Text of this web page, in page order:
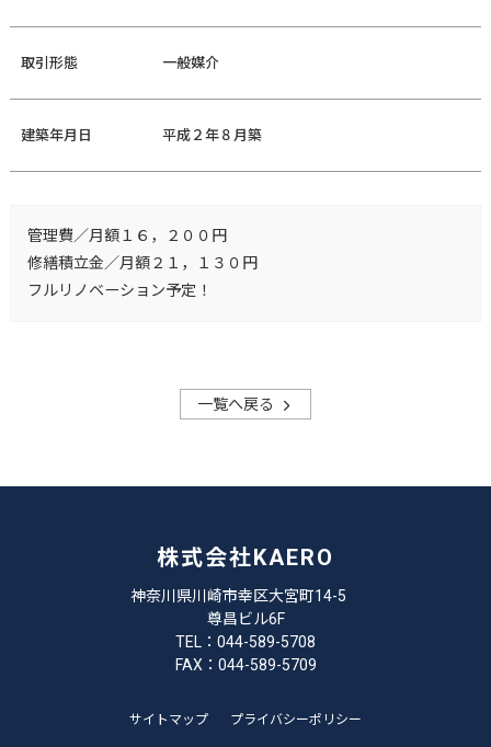
取引形態 一般媒介
建築年月日 平成２年８月築
管理費／月額１６，２００円
修繕積立金／月額２１，１３０円
フルリノベーション予定！
一覧へ戻る
株式会社KAERO
神奈川県川崎市幸区大宮町14-5
尊昌ビル6F
TEL：044-589-5708
FAX：044-589-5709
サイトマップ プライバシーポリシー